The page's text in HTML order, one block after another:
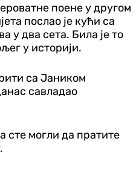
поене у другом
послао је кући са
у два сета. Била је то
у историји.
са Јаником
савладао
сте могли да пратите